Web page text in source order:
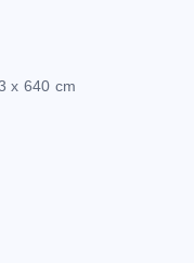
x 640 cm